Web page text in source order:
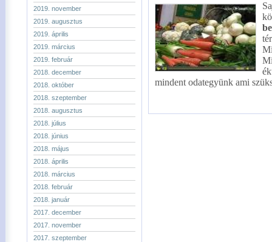
2019. november
2019. augusztus
2019. április
2019. március
2019. február
2018. december
2018. október
2018. szeptember
2018. augusztus
2018. július
2018. június
2018. május
2018. április
2018. március
2018. február
2018. január
2017. december
2017. november
2017. szeptember
mindent odategyünk ami